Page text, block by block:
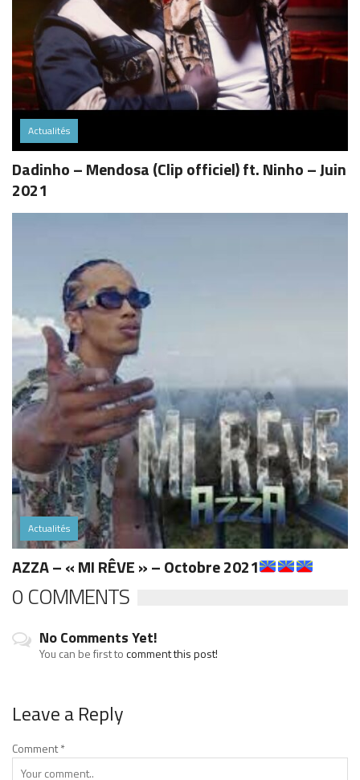
Actualités
Dadinho – Mendosa (Clip officiel) ft. Ninho – Juin
2021
Actualités
AZZA – « MI RÊVE » – Octobre 2021
0 COMMENTS
No Comments Yet!
You can be first tocomment this post!
Leave a Reply
Comment*